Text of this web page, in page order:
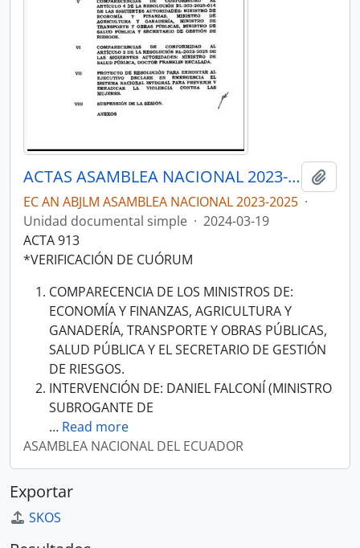
ACTAS ASAMBLEA NACIONAL 2023-2025
EC AN ABJLM ASAMBLEA NACIONAL 2023-2025 ·
Unidad documental simple · 2024-03-19
ACTA 913
*VERIFICACIÓN DE CUÓRUM
COMPARECENCIA DE LOS MINISTROS DE:
ECONOMÍA Y FINANZAS, AGRICULTURA Y
GANADERÍA, TRANSPORTE Y OBRAS PÚBLICAS,
SALUD PÚBLICA Y EL SECRETARIO DE GESTIÓN
DE RIESGOS.
INTERVENCIÓN DE: DANIEL FALCONÍ (MINISTRO
SUBROGANTE DE
… Read more
ASAMBLEA NACIONAL DEL ECUADOR
Exportar
SKOS